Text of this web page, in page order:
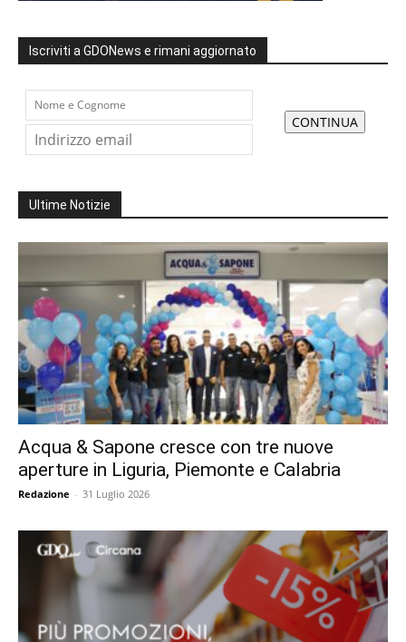
Iscriviti a GDONews e rimani aggiornato
Ultime Notizie
Acqua & Sapone cresce con tre nuove
aperture in Liguria, Piemonte e Calabria
Redazione - 31 Luglio 2026